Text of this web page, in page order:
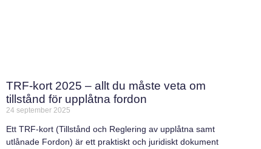
TRF-kort 2025 – allt du måste veta om
tillstånd för upplåtna fordon
24 september 2025
Ett TRF-kort (Tillstånd och Reglering av upplåtna samt
utlånade Fordon) är ett praktiskt och juridiskt dokument